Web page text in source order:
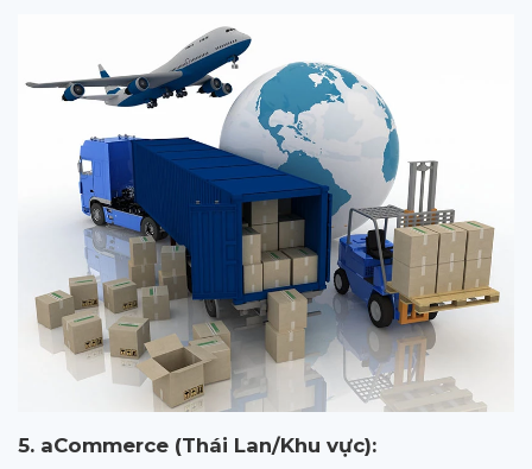
5. aCommerce (Thái Lan/Khu vực):